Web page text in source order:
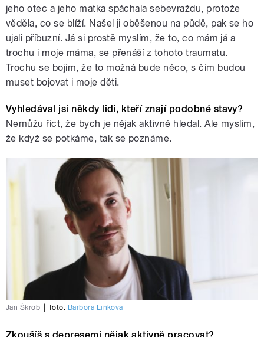
jeho otec a jeho matka spáchala sebevraždu, protože
věděla, co se blíží. Našel ji oběšenou na půdě, pak se ho
ujali příbuzní. Já si prostě myslím, že to, co mám já a
trochu i moje máma, se přenáší z tohoto traumatu.
Trochu se bojím, že to možná bude něco, s čím budou
muset bojovat i moje děti.
Vyhledával jsi někdy lidi, kteří znají podobné stavy?
Nemůžu říct, že bych je nějak aktivně hledal. Ale myslím,
že když se potkáme, tak se poznáme.
Jan Škrob foto: Barbora Linková
Zkoušíš s depresemi nějak aktivně pracovat?